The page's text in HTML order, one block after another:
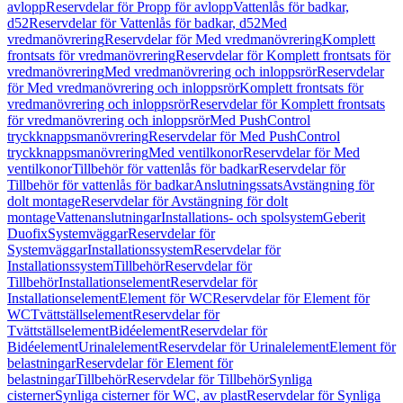
avloppReservdelar för Propp för avloppVattenlås för badkar,
d52Reservdelar för Vattenlås för badkar, d52Med
vredmanövreringReservdelar för Med vredmanövreringKomplett
frontsats för vredmanövreringReservdelar för Komplett frontsats för
vredmanövreringMed vredmanövrering och inloppsrörReservdelar
för Med vredmanövrering och inloppsrörKomplett frontsats för
vredmanövrering och inloppsrörReservdelar för Komplett frontsats
för vredmanövrering och inloppsrörMed PushControl
tryckknappsmanövreringReservdelar för Med PushControl
tryckknappsmanövreringMed ventilkonorReservdelar för Med
ventilkonorTillbehör för vattenlås för badkarReservdelar för
Tillbehör för vattenlås för badkarAnslutningssatsAvstängning för
dolt montageReservdelar för Avstängning för dolt
montageVattenanslutningarInstallations- och spolsystemGeberit
DuofixSystemväggarReservdelar för
SystemväggarInstallationssystemReservdelar för
InstallationssystemTillbehörReservdelar för
TillbehörInstallationselementReservdelar för
InstallationselementElement för WCReservdelar för Element för
WCTvättställselementReservdelar för
TvättställselementBidéelementReservdelar för
BidéelementUrinalelementReservdelar för UrinalelementElement för
belastningarReservdelar för Element för
belastningarTillbehörReservdelar för TillbehörSynliga
cisternerSynliga cisterner för WC, av plastReservdelar för Synliga